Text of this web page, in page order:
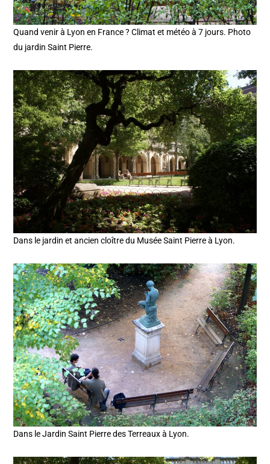
Quand venir à Lyon en France ? Climat et météo à 7 jours. Photo
du jardin Saint Pierre.
Dans le jardin et ancien cloître du Musée Saint Pierre à Lyon.
Dans le Jardin Saint Pierre des Terreaux à Lyon.